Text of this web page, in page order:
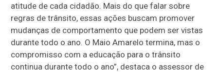
atitude de cada cidadão. Mais do que falar sobre
regras de trânsito, essas ações buscam promover
mudanças de comportamento que podem ser vistas
durante todo o ano. O Maio Amarelo termina, mas o
compromisso com a educação para o trânsito
continua durante todo o ano”, destaca o assessor de